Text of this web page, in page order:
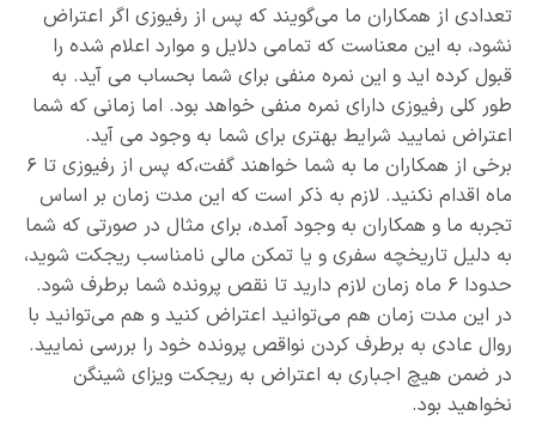
تعدادی از همکاران ما می‌گویند که پس از رفیوزی اگر اعتراض
نشود، به این معناست که تمامی دلایل و موارد اعلام شده را
قبول کرده اید و این نمره منفی برای شما بحساب می آید. به
طور کلی رفیوزی دارای نمره منفی خواهد بود. اما زمانی که شما
اعتراض نمایید شرایط بهتری برای شما به وجود می آید.
برخی از همکاران ما به شما خواهند گفت،که پس از رفیوزی تا ۶
ماه اقدام نکنید. لازم به ذکر است که این مدت زمان بر اساس
تجربه ما و همکاران به وجود آمده، برای مثال در صورتی که شما
به دلیل تاریخچه سفری و یا تمکن مالی نامناسب ریجکت شوید،
حدودا ۶ ماه زمان لازم دارید تا نقص پرونده شما برطرف شود.
در این مدت زمان هم می‌توانید اعتراض کنید و هم می‌توانید با
روال عادی به برطرف کردن نواقص پرونده خود را بررسی نمایید.
در ضمن هیچ اجباری به اعتراض به ریجکت ویزای شینگن
نخواهید بود.